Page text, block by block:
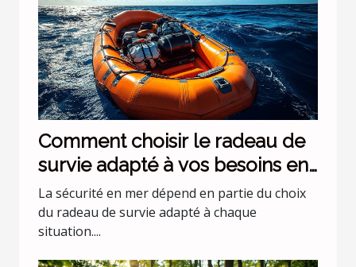
Comment choisir le radeau de
survie adapté à vos besoins en
mer ?
La sécurité en mer dépend en partie du choix
du radeau de survie adapté à chaque
situation....